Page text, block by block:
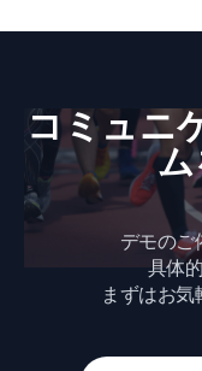
b
o
o
k
コミュニ
デモのご
具体
まずはお気